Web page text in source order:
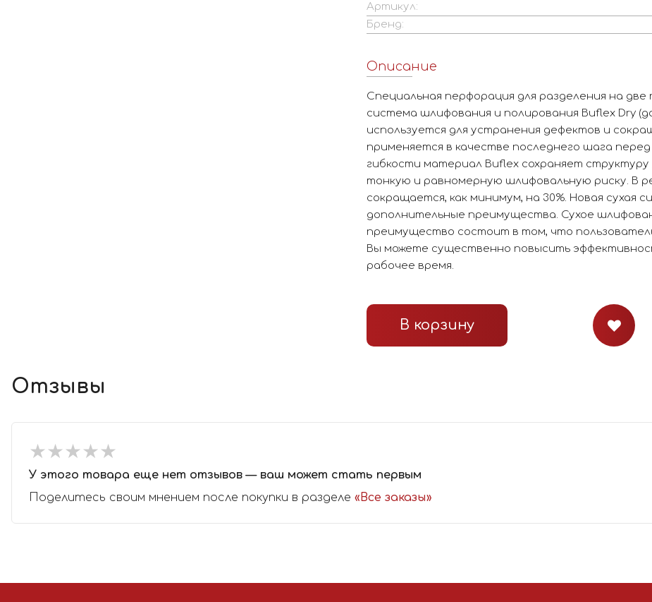
Артикул:
Бренд:
Описание
Специальная перфорация для разделения на две
система шлифования и полирования Buflex Dry
используется для устранения дефектов и
применяется в качестве последнего шага
гибкости материал Buflex сохраняет
тонкую и равномерную шлифовальную риску. В
сокращается, как минимум, на 30%. Новая сухая
дополнительные преимущества. Сухое
преимущество состоит в том, что
Вы можете существенно повысить
рабочее время.
В корзину
Отзывы
★★★★★
★★★★★
У этого товара еще нет отзывов — ваш может стать первым
Поделитесь своим мнением после покупки в разделе «Все заказы»